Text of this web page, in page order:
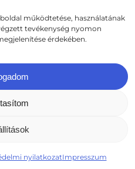
működtetése, használatának
tevékenység nyomon
érdekében.
nyilatkozatImpresszum